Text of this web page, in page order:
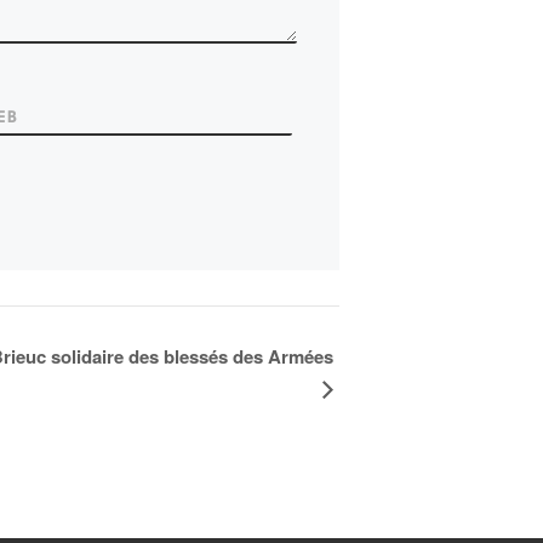
solidaire des blessés des Armées